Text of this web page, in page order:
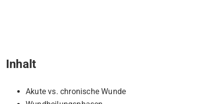
Inhalt
Akute vs. chronische Wunde